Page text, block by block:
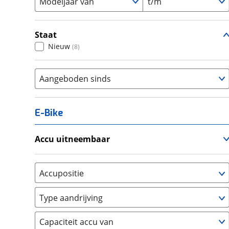
Staat
Nieuw (8)
Aangeboden sinds
E-Bike
Accu uitneembaar
Nee, vast (0)
Accupositie
Bagagedrager (0)
Frame (0 )
Vloer (0
Type aandrijving
Achterwiel (0)
Capaciteit accu van